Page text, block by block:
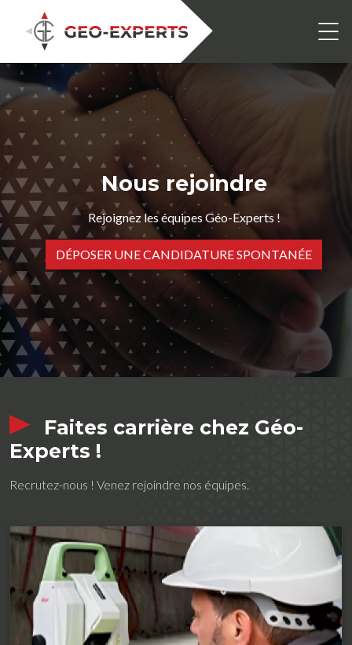
Nous rejoindre
Rejoignez les équipes Géo-Experts !
DÉPOSER UNE CANDIDATURE SPONTANÉE
Faites carrière chez Géo-
Experts !
Recrutez-nous ! Venez rejoindre nos équipes.